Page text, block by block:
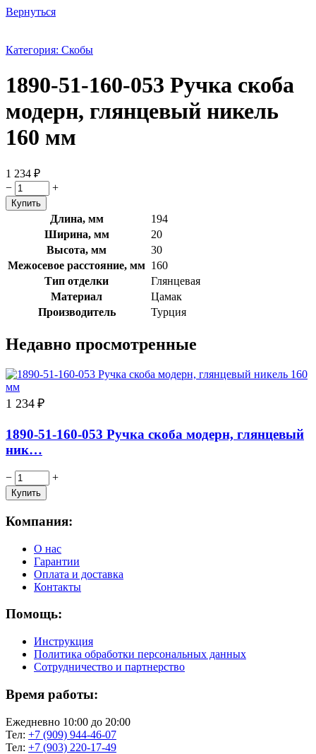
Вернуться
Категория: Скобы
1890-51-160-053 Ручка скоба
модерн, глянцевый никель
160 мм
1 234 ₽
−
+
Длина, мм
194
Ширина, мм
20
Высота, мм
30
Межосевое расстояние, мм 160
Тип отделки
Глянцевая
Материал
Цамак
Производитель
Турция
Недавно просмотренные
1 234 ₽
1890-51-160-053 Ручка скоба модерн, глянцевый
ник…
− +
Компания:
О нас
Гарантии
Оплата и доставка
Контакты
Помощь:
Инструкция
Политика обработки персональных данных
Сотрудничество и партнерство
Время работы:
Ежедневно 10:00 до 20:00
Тел: +7 (909) 944-46-07
Тел: +7 (903) 220-17-49